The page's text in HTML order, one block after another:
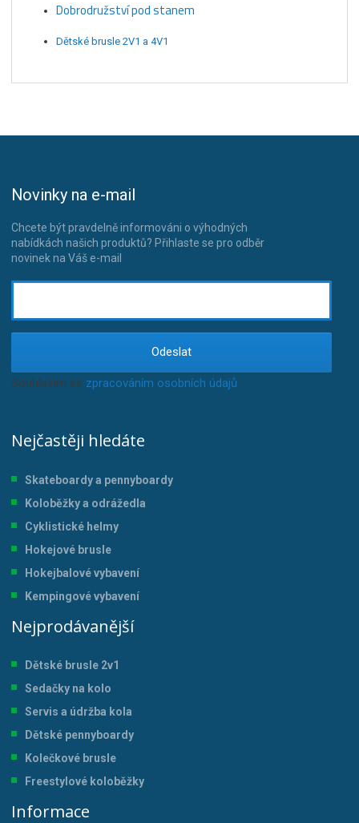
Dobrodružství pod stanem
Dětské brusle 2V1 a 4V1
Novinky na e-mail
Chcete být pravdelně informováni o výhodných
nabídkách našich produktů? Přihlaste se pro odběr
novinek na Váš e-mail
Odeslat
Souhlasím se zpracováním osobních údajů.
Nejčastěji hledáte
Skateboardy a pennyboardy
Koloběžky a odrážedla
Cyklistické helmy
Hokejové brusle
Hokejbalové vybavení
Kempingové vybavení
Nejprodávanější
Dětské brusle 2v1
Sedačky na kolo
Servis a údržba kola
Dětské pennyboardy
Kolečkové brusle
Freestylové koloběžky
Informace